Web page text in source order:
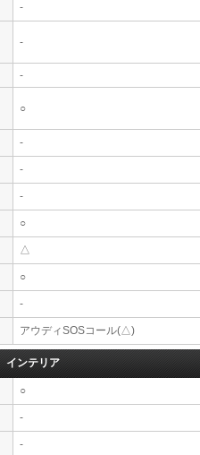
-
-
-
○
-
-
-
○
△
○
-
アウディSOSコール(△)
インテリア
○
-
-